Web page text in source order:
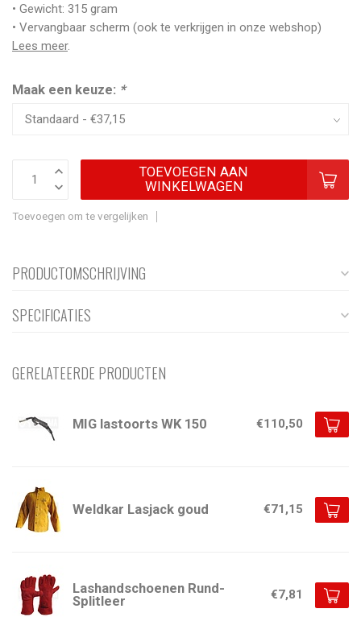
• Gewicht: 315 gram
• Vervangbaar scherm (ook te verkrijgen in onze webshop)
Lees meer.
Maak een keuze: *
TOEVOEGEN AAN
WINKELWAGEN
Toevoegen om te vergelijken
PRODUCTOMSCHRIJVING
SPECIFICATIES
GERELATEERDE PRODUCTEN
MIG lastoorts WK 150 €110,50
Weldkar Lasjack goud €71,15
Lashandschoenen Rund-
Splitleer
€7,81